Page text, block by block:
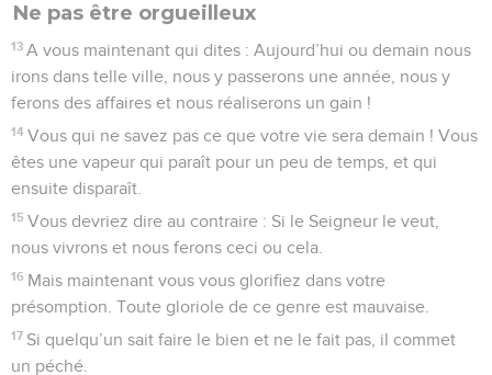
terre, ni par aucun autre serment. Mais que votre oui soit oui,
et que votre non soit non, afin que vous ne tombiez pas sous
13
Quelqu’un parmi vous est-il dans la souffrance ? Qu’il prie.
Quelqu’un est-il dans la joie ? Qu’il chante des cantiques.
14
Quelqu’un parmi vous est-il malade ? Qu’il appelle les
anciens de l’Église, et que ceux-ci prient pour lui, en
l’oignant d’huile au nom du Seigneur ;
la prière de la foi sauvera le malade, et le Seigneur le
relèvera ; et s’il a commis des péchés, il lui sera pardonné.
Confessez donc vos péchés les uns aux autres, et priez les
uns pour les autres, afin que vous soyez guéris. La prière
agissante du juste a une grande efficacité.